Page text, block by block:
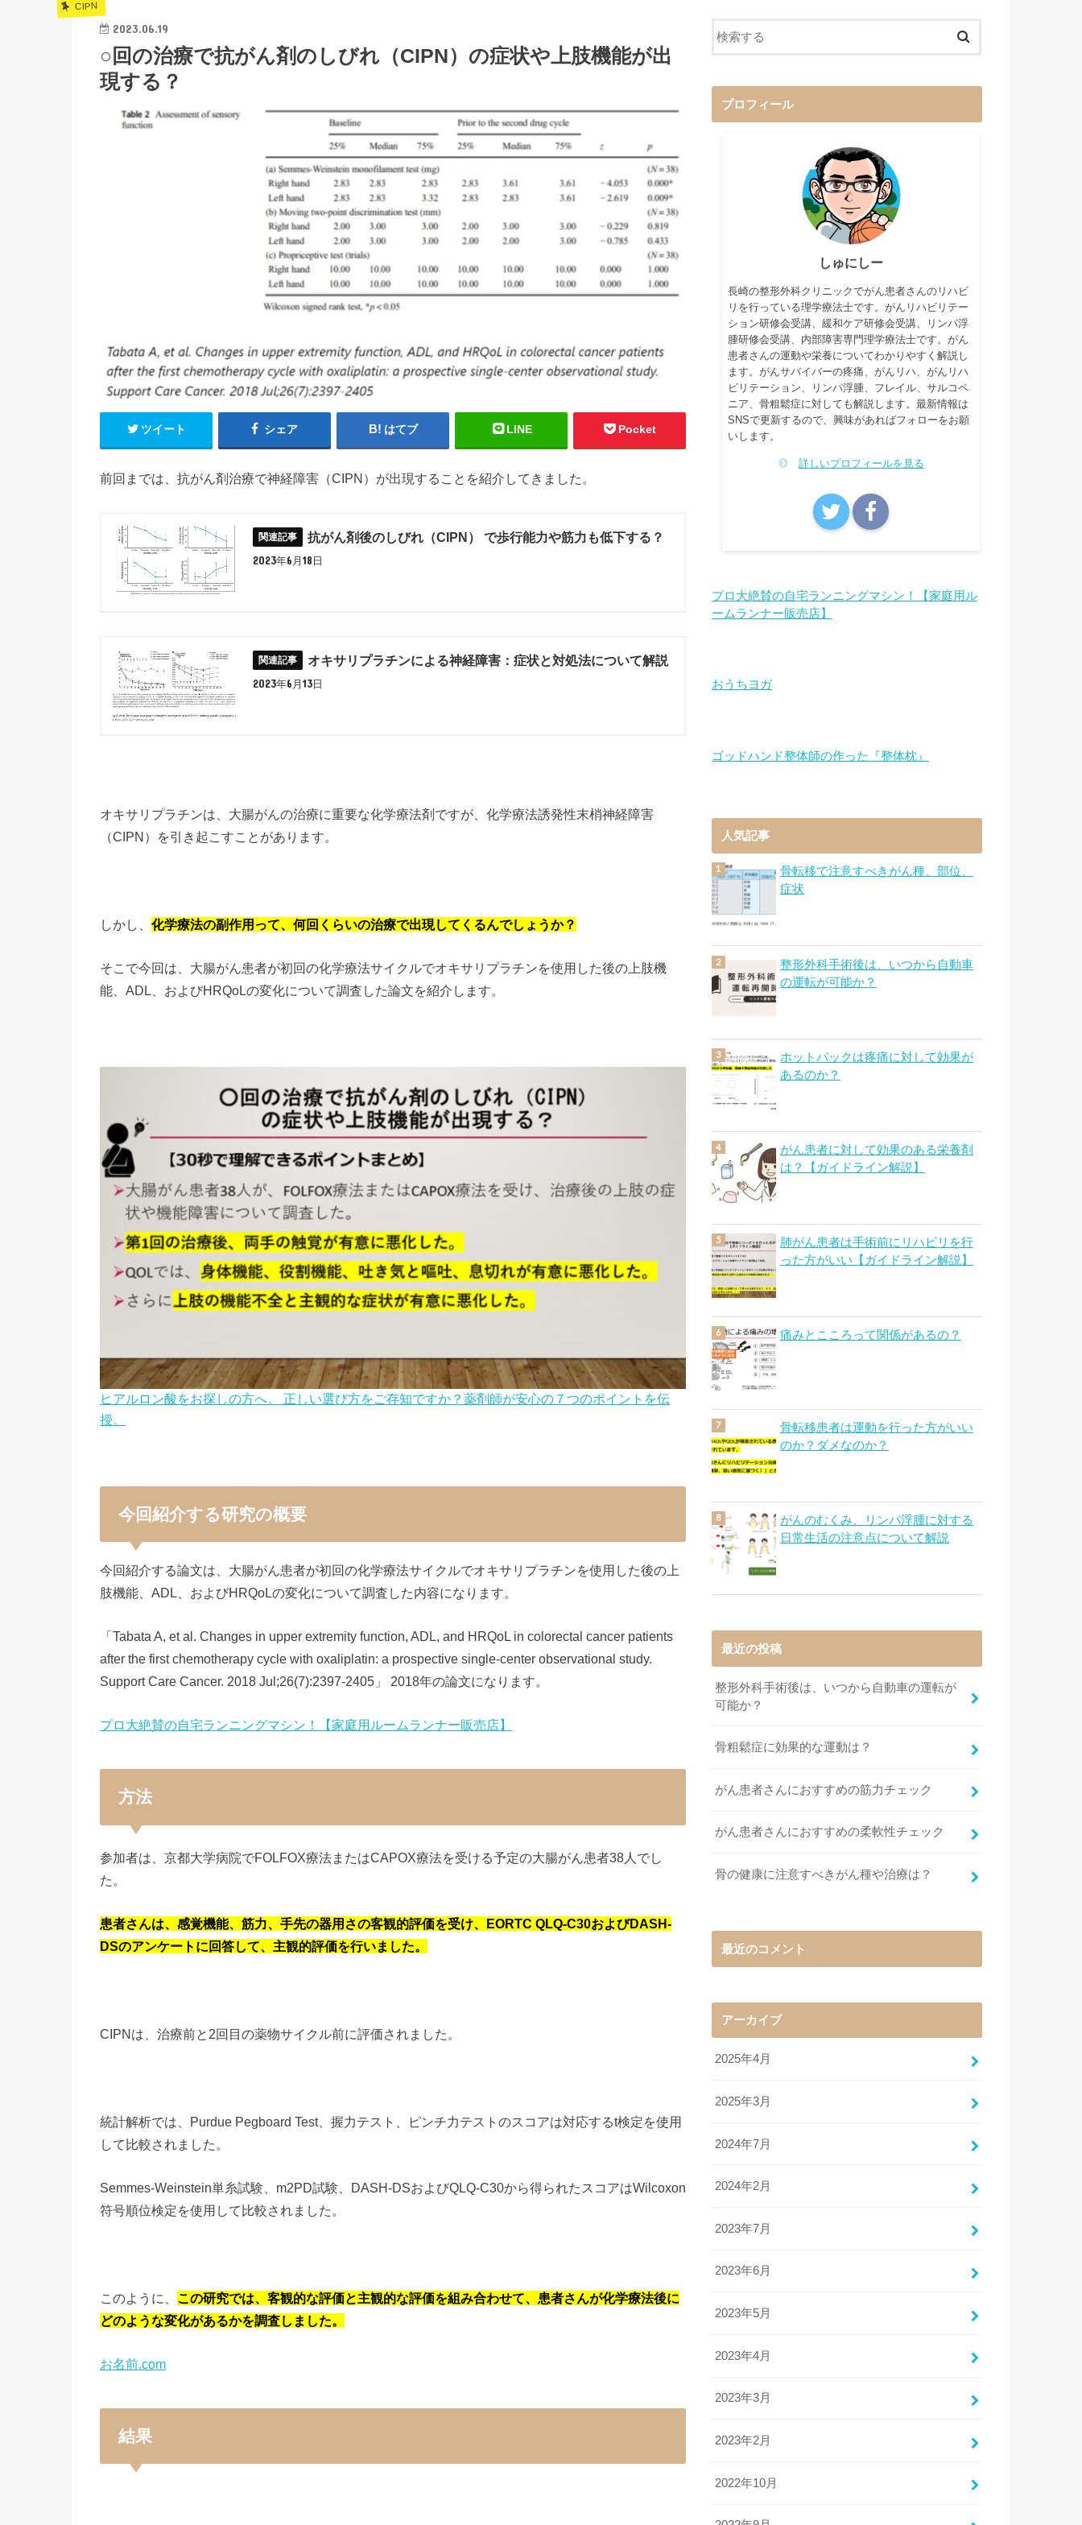
CIPN
2023.06.19
○回の治療で抗がん剤のしびれ（CIPN）の症状や上肢機能が出
現する？
ツイート シェア はてブ LINE Pocket
前回までは、抗がん剤治療で神経障害（CIPN）が出現することを紹介してきました。
抗がん剤後のしびれ（CIPN） で歩行能力や筋力も低下する？
2023年6月18日
オキサリプラチンによる神経障害：症状と対処法について解説
2023年6月13日
オキサリプラチンは、大腸がんの治療に重要な化学療法剤ですが、化学療法誘発性末梢神経障害
（CIPN）を引き起こすことがあります。
しかし、 化学療法の副作用って、何回くらいの治療で出現してくるんでしょうか？
そこで今回は、大腸がん患者が初回の化学療法サイクルでオキサリプラチンを使用した後の上肢機
能、ADL、およびHRQoLの変化について調査した論文を紹介します。
ヒアルロン酸をお探しの方へ。 正しい選び方をご存知ですか？薬剤師が安心の７つのポイントを伝
授。
今回紹介する研究の概要
今回紹介する論文は、大腸がん患者が初回の化学療法サイクルでオキサリプラチンを使用した後の上
肢機能、ADL、およびHRQoLの変化について調査した内容になります。
「Tabata A, et al. Changes in upper extremity function, ADL, and HRQoL in colorectal cancer patients
after the first chemotherapy cycle with oxaliplatin: a prospective single-center observational study.
Support Care Cancer. 2018 Jul;26(7):2397-2405」 2018年の論文になります。
プロ大絶賛の自宅ランニングマシン！【家庭用ルームランナー販売店】
方法
参加者は、京都大学病院でFOLFOX療法またはCAPOX療法を受ける予定の大腸がん患者38人でし
た。
患者さんは、感覚機能、筋力、手先の器用さの客観的評価を受け、EORTC QLQ-C30およびDASH-
DSのアンケートに回答して、主観的評価を行いました。
CIPNは、治療前と2回目の薬物サイクル前に評価されました。
統計解析では、Purdue Pegboard Test、握力テスト、ピンチ力テストのスコアは対応するt検定を使用
して比較されました。
Semmes-Weinstein単糸試験、m2PD試験、DASH-DSおよびQLQ-C30から得られたスコアはWilcoxon
符号順位検定を使用して比較されました。
このように、 この研究では、客観的な評価と主観的な評価を組み合わせて、患者さんが化学療法後に
どのような変化があるかを調査しました。
お名前.com
結果
プロフィール
しゅにしー
長崎の整形外科クリニックでがん患者さんのリハビ
リを行っている理学療法士です。がんリハビリテー
ション研修会受講、緩和ケア研修会受講、リンパ浮
腫研修会受講、内部障害専門理学療法士です。がん
患者さんの運動や栄養についてわかりやすく解説し
ます。がんサバイバーの疼痛、がんリハ、がんリハ
ビリテーション、リンパ浮腫、フレイル、サルコペ
ニア、骨粗鬆症に対しても解説します。最新情報は
SNSで更新するので、興味があればフォローをお願
いします。
詳しいプロフィールを見る
プロ大絶賛の自宅ランニングマシン！【家庭用ル
ームランナー販売店】
おうちヨガ
ゴッドハンド整体師の作った『整体枕』
人気記事
骨転移で注意すべきがん種、部位、
症状
整形外科手術後は、いつから自動車
の運転が可能か？
ホットパックは疼痛に対して効果が
あるのか？
がん患者に対して効果のある栄養剤
は？【ガイドライン解説】
肺がん患者は手術前にリハビリを行
った方がいい【ガイドライン解説】
痛みとこころって関係があるの？
骨転移患者は運動を行った方がいい
のか？ダメなのか？
がんのむくみ、リンパ浮腫に対する
日常生活の注意点について解説
最近の投稿
整形外科手術後は、いつから自動車の運転が
可能か？
骨粗鬆症に効果的な運動は？
がん患者さんにおすすめの筋力チェック
がん患者さんにおすすめの柔軟性チェック
骨の健康に注意すべきがん種や治療は？
最近のコメント
アーカイブ
2025年4月
2025年3月
2024年7月
2024年2月
2023年7月
2023年6月
2023年5月
2023年4月
2023年3月
2023年2月
2022年10月